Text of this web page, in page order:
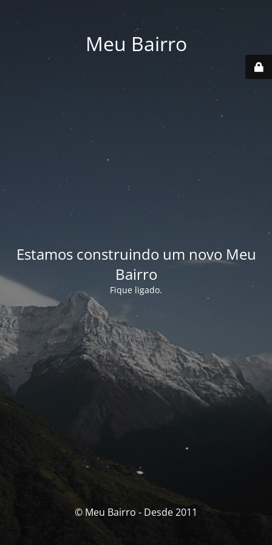
Meu Bairro
Estamos construindo um novo Meu
Bairro
Fique ligado.
© Meu Bairro - Desde 2011